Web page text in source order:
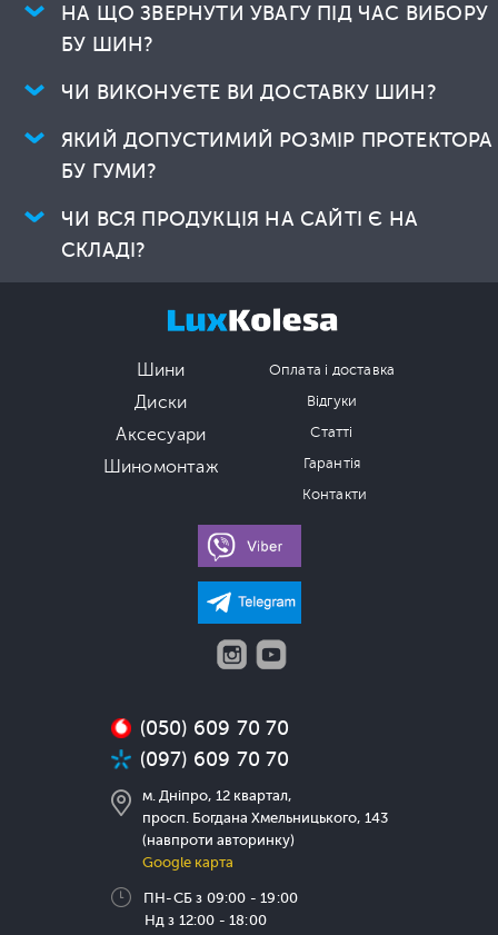
НА ЩО ЗВЕРНУТИ УВАГУ ПІД ЧАС ВИБОРУ
БУ ШИН?
ЧИ ВИКОНУЄТЕ ВИ ДОСТАВКУ ШИН?
ЯКИЙ ДОПУСТИМИЙ РОЗМІР ПРОТЕКТОРА
БУ ГУМИ?
ЧИ ВСЯ ПРОДУКЦІЯ НА САЙТІ Є НА
СКЛАДІ?
Шини
Диски
Аксесуари
Шиномонтаж
Оплата і доставка
Відгуки
Статті
Гарантія
Контакти
(050) 609 70 70
(097) 609 70 70
м. Дніпро, 12 квартал,
просп. Богдана Хмельницького, 143
(навпроти авторинку)
Google карта
ПН-СБ з 09:00 - 19:00
Нд з 12:00 - 18:00